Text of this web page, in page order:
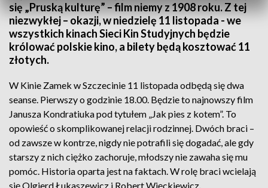
się „Pruską kulturę” – film niemy z 1908 roku. Z tej
niezwykłej – okazji, w niedzielę 11 listopada - we
wszystkich kinach Sieci Kin Studyjnych będzie
królować polskie kino, a bilety będą kosztować 11
złotych.
W Kinie Zamek w Szczecinie 11 listopada odbędą się dwa
seanse. Pierwszy o godzinie 18.00. Będzie to najnowszy film
Janusza Kondratiuka pod tytułem „Jak pies z kotem”. To
opowieść o skomplikowanej relacji rodzinnej. Dwóch braci –
od zawsze w kontrze, nigdy nie potrafili się dogadać, ale gdy
starszy z nich ciężko zachoruje, młodszy nie zawaha się mu
pomóc. Historia oparta jest na faktach. W rolę braci wcielają
się Olgierd Łukaszewicz i Robert Więckiewicz.